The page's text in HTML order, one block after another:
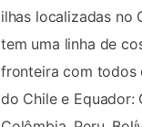
ilhas localizadas no
tem uma linha de
fronteira com todos
do Chile e Equador: